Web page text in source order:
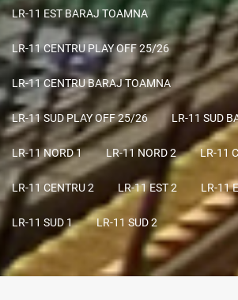
LR-11 EST BARAJ TOAMNA
LR-11 CENTRU PLAY OFF 25/26
LR-11 CENTRU BARAJ TOAMNA
LR-11 SUD PLAY OFF 25/26 LR-11 SUD
LR-11 NORD 1 LR-11 NORD 2 LR-11
LR-11 CENTRU 2 LR-11 EST 2 LR-11
LR-11 SUD 1 LR-11 SUD 2